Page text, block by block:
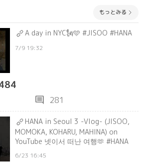
もっとみる
A day in NYC🗽🩵 #JISOO #HANA
7/9 19:32
comment 281
HANA in Seoul 3 -Vlog- (JISOO,
MOMOKA, KOHARU, MAHINA) on
YouTube 넷이서 떠난 여행🫶 #HANA
6/23 16:45